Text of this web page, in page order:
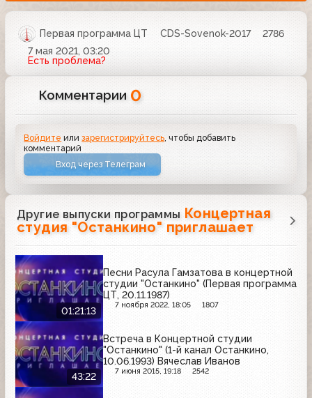
Первая программа ЦТ CDS-Sovenok-2017
2786
7 мая 2021, 03:20
Есть проблема?
Комментарии 0
Войдите илизарегистрируйтесь , чтобы добавить
комментарий
Вход через Телеграм
Другие выпуски программы Концертная
студия "Останкино" приглашает
01:21:13
Песни Расула Гамзатова в концертной
студии "Останкино" (Первая программа
ЦТ, 20.11.1987)
7 ноября 2022, 18:05 1807
43:22
Встреча в Концертной студии
"Останкино" (1-й канал Останкино,
10.06.1993) Вячеслав Иванов
7 июня 2015, 19:18 2542